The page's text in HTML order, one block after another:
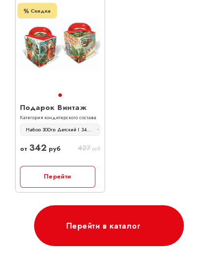
Скидка
Подарок Винтаж
Категория кондитерского состава
Набор 300гр Детский | 342 руб
от 342 руб 427 руб
Перейти
Перейти в каталог